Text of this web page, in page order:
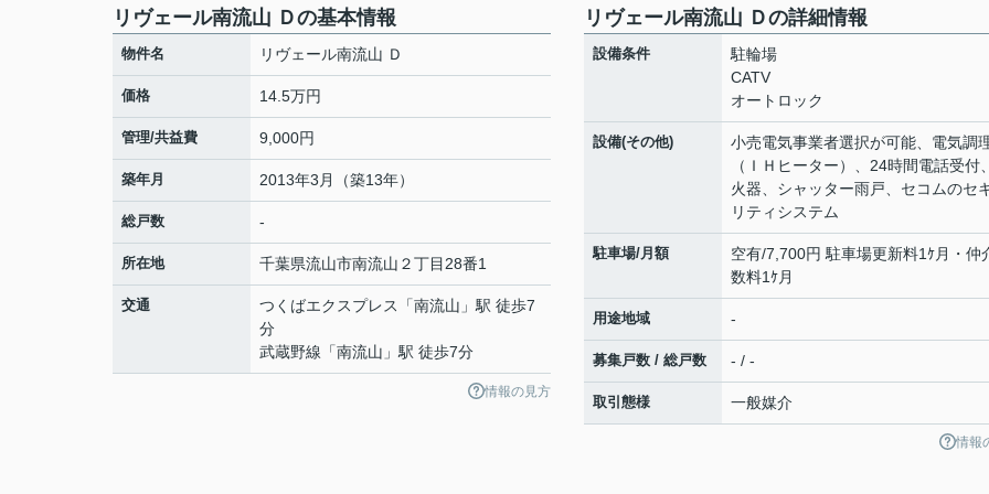
リヴェール南流山 Ｄの基本情報
物件名 リヴェール南流山 Ｄ
価格 14.5万円
管理/共益費 9,000円
築年月 2013年3月（築13年）
総戸数 -
所在地 千葉県流山市南流山 ２丁目28番1
交通 つくばエクスプレス 「南流山 」駅 徒歩7
分
武蔵野線 「南流山 」駅 徒歩7分
情報の見方
リヴェール南流山 Ｄの詳細情報
設備条件
駐輪場
CATV
オートロック
設備(その他)
小売電気事業者選択が可能、電気調
（ＩＨヒーター）、24時間電話受付
火器、シャッター雨戸、セコムのセ
リティシステム
駐車場/月額
空有/7,700円 駐車場更新料1ｹ月・仲
数料1ｹ月
用途地域 -
募集戸数 / 総戸数 - / -
取引態様 一般媒介
情報